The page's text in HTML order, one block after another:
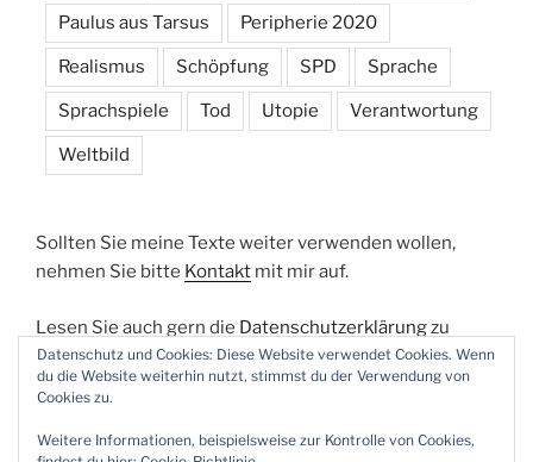
Paulus aus Tarsus Peripherie 2020
Realismus Schöpfung SPD Sprache
Sprachspiele Tod Utopie Verantwortung
Weltbild
Sollten Sie meine Texte weiter verwenden wollen,
nehmen Sie bitte Kontakt mit mir auf.
Lesen Sie auch gern die Datenschutzerklärungzu
dieser Webseite.
Datenschutz und Cookies: Diese Website verwendet Cookies. Wenn
du die Website weiterhin nutzt, stimmst du der Verwendung von
Cookies zu.
Weitere Informationen, beispielsweise zur Kontrolle von Cookies,